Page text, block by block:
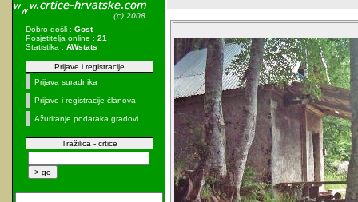
Dobro došli : Gost
Posjetitelja online : 21
Statistika : AWstats
Prijave i registracije
Prijava suradnika
Prijave i registracije članova
Ažuriranje podataka gradovi
Tražilica - crtice